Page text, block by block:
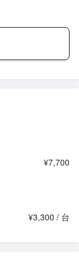
¥7,700
¥3,300 / 台